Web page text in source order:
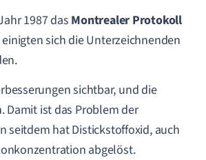
1987 das Montrealer Protokoll
sich die Unterzeichnenden
sichtbar, und die
Damit ist das Problem der
seitdem hat Distickstoffoxid, auch
abgelöst.